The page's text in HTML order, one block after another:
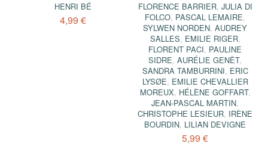
HENRI BÉ
4,99 €
FLORENCE BARRIER, JULIA DI
FOLCO, PASCAL LEMAIRE,
SYLWEN NORDEN,AUDREY
SALLES, EMILIE RIGER,
FLORENT PACI, PAULINE
SIDRE,AURÉLIE GENÊT,
SANDRA TAMBURRINI, ERIC
LYSØE, EMILIE CHEVALLIER
MOREUX, HÉLÈNE GOFFART,
JEAN-PASCAL MARTIN,
CHRISTOPHE LESIEUR, IRÈNE
BOURDIN, LILIAN DEVIGNE
5,99 €